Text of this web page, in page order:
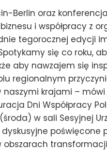
Berlin oraz
i współpracy z
tegorocznej edycji
się co roku,
aby nawzajem się
regionalnym
naszymi krajami – mówi
Dni Współpracy
w sali Sesyjnej
dyskusyjne poświęcone